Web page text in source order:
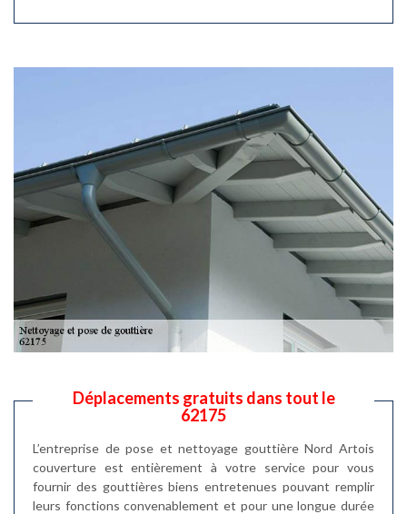
Déplacements gratuits dans tout le
62175
L’entreprise de pose et nettoyage gouttière Nord Artois
couverture est entièrement à votre service pour vous
fournir des gouttières biens entretenues pouvant remplir
leurs fonctions convenablement et pour une longue durée